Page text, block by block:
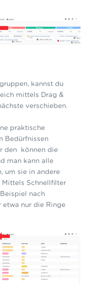
kannst du
mittels Drag &
verschieben.
praktische
Bedürfnissen
den können die
man kann alle
um sie in andere
Mittels Schnellfilter
nach
etwa nur die Ringe